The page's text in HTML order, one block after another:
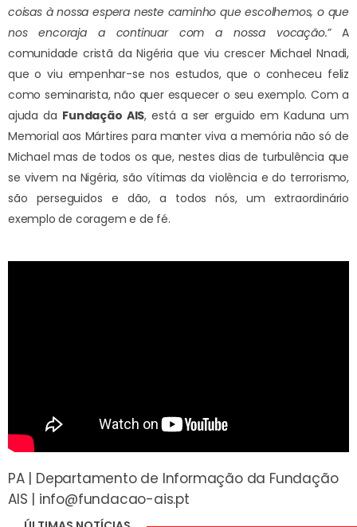
coisas à nossa espera neste caminho que escolhemos, o que
nos encoraja a continuar com a nossa vocação.”A
comunidade cristã da Nigéria que viu crescer Michael Nnadi,
que o viu empenhar-se nos estudos, que o conheceu feliz
como seminarista, não quer esquecer o seu exemplo. Com a
ajuda da Fundação AIS, está a ser erguido em Kaduna um
Memorial aos Mártires para manter viva a memória não só de
Michael mas de todos os que, nestes dias de turbulência que
se vivem na Nigéria, são vítimas da violência e do terrorismo,
são perseguidos e dão, a todos nós, um extraordinário
exemplo de coragem e de fé.
PA | Departamento de Informação da Fundação
AIS | info@fundacao-ais.pt